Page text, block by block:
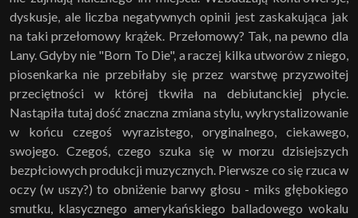
dyskusje, ale liczba negatywnych opinii jest zaskakująca jak
na taki przełomowy krążek. Przełomowy? Tak, na pewno dla
Lany. Gdyby nie "Born To Die", a raczej kilka utworów z niego,
piosenkarka nie przebiłaby się przez warstwę przyzwoitej
przeciętności w której tkwiła na debiutanckiej płycie.
Nastąpiła tutaj dość znaczna zmiana stylu, wykrystalizowanie
w końcu czegoś wyrazistego, oryginalnego, ciekawego,
swojego. Czegoś, czego szuka się w morzu dzisiejszych
bezpłciowych produkcji muzycznych. Pierwsze co się rzuca w
oczy (w uszy?) to obniżenie barwy głosu - miks głębokiego
smutku, klasycznego amerykańskiego balladowego wokalu